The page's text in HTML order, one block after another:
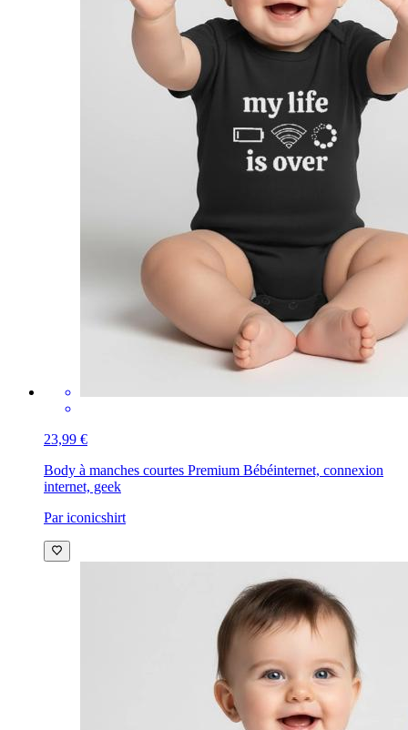
23,99 €
Body à manches courtes Premium Bébéinternet, connexion
internet, geek
Par iconicshirt